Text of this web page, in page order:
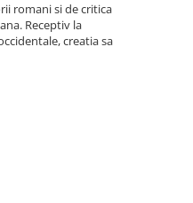
romani si de critica
Receptiv la
creatia sa